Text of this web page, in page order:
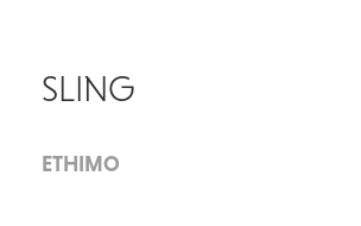
SLING
ETHIMO